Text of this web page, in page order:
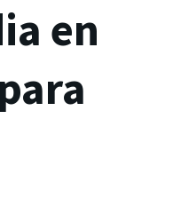
en